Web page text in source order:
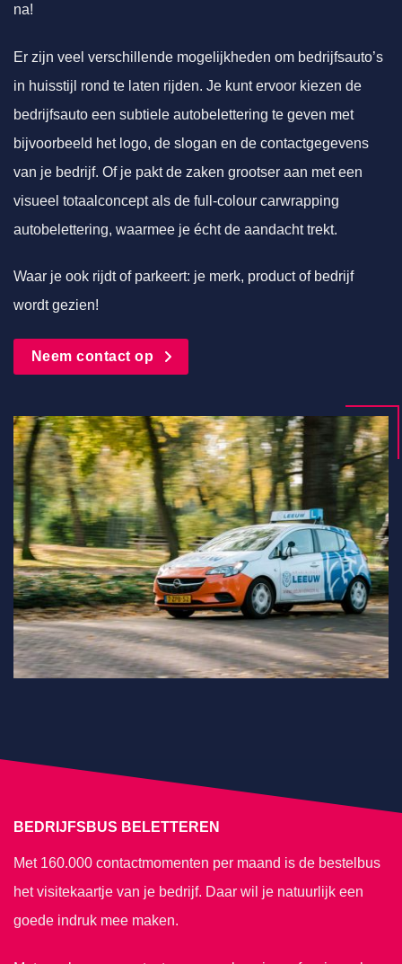
na!
Er zijn veel verschillende mogelijkheden om bedrijfsauto’s
in huisstijl rond te laten rijden. Je kunt ervoor kiezen de
bedrijfsauto een subtiele autobelettering te geven met
bijvoorbeeld het logo, de slogan en de contactgegevens
van je bedrijf. Of je pakt de zaken grootser aan met een
visueel totaalconcept als de full-colour carwrapping
autobelettering, waarmee je écht de aandacht trekt.
Waar je ook rijdt of parkeert: je merk, product of bedrijf
wordt gezien!
Neem contact op
BEDRIJFSBUS BELETTEREN
Met 160.000 contactmomenten per maand is de bestelbus
het visitekaartje van je bedrijf. Daar wil je natuurlijk een
goede indruk mee maken.